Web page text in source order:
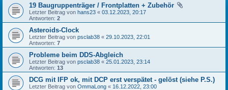
19 Baugruppenträger / Frontplatten + Zubehör
Letzter Beitrag von hans23 « 03.12.2023, 20:17
Antworten: 2
Asteroids-Clock
Letzter Beitrag von psclab38 « 29.10.2023, 22:01
Antworten: 7
Probleme beim DDS-Abgleich
Letzter Beitrag von psclab38 « 25.01.2023, 23:14
Antworten: 13
DCG mit IFP ok, mit DCP erst verspätet - gelöst (siehe P.S.)
Letzter Beitrag von OmmaLong « 16.12.2022, 23:00